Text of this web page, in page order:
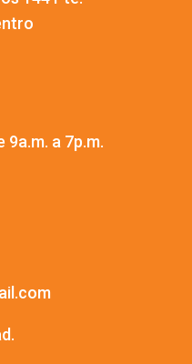
9a.m. a 7p.m.